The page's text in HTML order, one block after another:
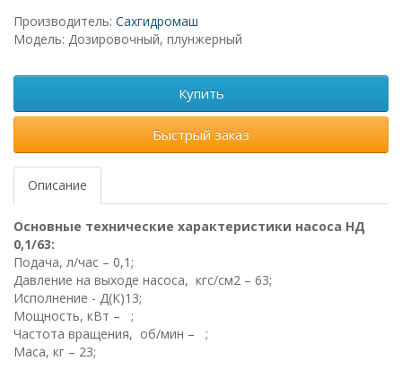
Производитель: Сахгидромаш
Модель: Дозировочный, плунжерный
Купить
Быстрый заказ
Описание
Основные технические характеристики насоса НД
0,1/63:
Подача, л/час – 0,1;
Давление на выходе насоса, кгс/см2 – 63;
Исполнение - Д(К)13;
Мощность, кВт – ;
Частота вращения, об/мин – ;
Маса, кг – 23;